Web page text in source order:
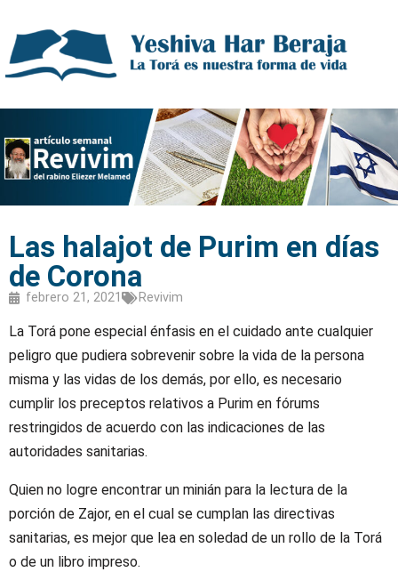
Las halajot de Purim en días
de Corona
febrero 21, 2021 Revivim
La Torá pone especial énfasis en el cuidado ante cualquier
peligro que pudiera sobrevenir sobre la vida de la persona
misma y las vidas de los demás, por ello, es necesario
cumplir los preceptos relativos a Purim en fórums
restringidos de acuerdo con las indicaciones de las
autoridades sanitarias.
Quien no logre encontrar un minián para la lectura de la
porción de Zajor, en el cual se cumplan las directivas
sanitarias, es mejor que lea en soledad de un rollo de la Torá
o de un libro impreso.